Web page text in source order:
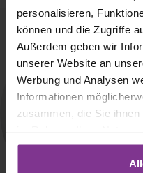
personalisieren,
können und die Zugriffe
Außerdem geben wir
unserer Website an
Werbung und Analysen
Informationen
zusammen, die Sie
haben. Mit Klick auf
erteilen Sie Ihre